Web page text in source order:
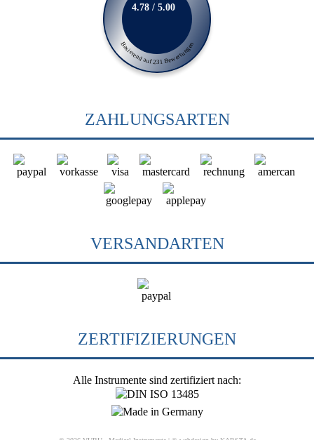
Basierend auf 231 Bewertungen
4.78 / 5.00
ZAHLUNGSARTEN
VERSANDARTEN
ZERTIFIZIERUNGEN
Alle Instrumente sind zertifiziert nach: